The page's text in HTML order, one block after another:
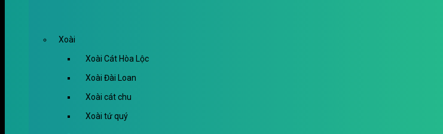
Xoài
Xoài Cát Hòa Lộc
Xoài Đài Loan
Xoài cát chu
Xoài tứ quý